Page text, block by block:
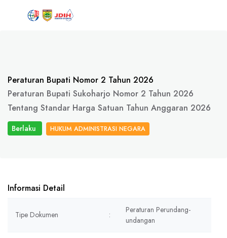
Peraturan Bupati Nomor 2 Tahun 2026
Peraturan Bupati Sukoharjo Nomor 2 Tahun 2026
Tentang Standar Harga Satuan Tahun Anggaran 2026
Berlaku HUKUM ADMINISTRASI NEGARA
Informasi Detail
Tipe Dokumen :
Peraturan Perundang-
undangan